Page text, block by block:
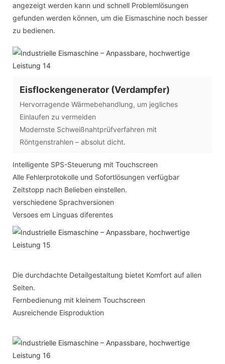
angezeigt werden kann und schnell Problemlösungen
gefunden werden können, um die Eismaschine noch besser
zu bedienen.
Eisflockengenerator (Verdampfer)
Hervorragende Wärmebehandlung, um jegliches
Einlaufen zu vermeiden
Modernste Schweißnahtprüfverfahren mit
Röntgenstrahlen – absolut dicht.
Intelligente SPS-Steuerung mit Touchscreen
Alle Fehlerprotokolle und Sofortlösungen verfügbar
Zeitstopp nach Belieben einstellen.
verschiedene Sprachversionen
Versoes em Linguas diferentes
Die durchdachte Detailgestaltung bietet Komfort auf allen
Seiten.
Fernbedienung mit kleinem Touchscreen
Ausreichende Eisproduktion